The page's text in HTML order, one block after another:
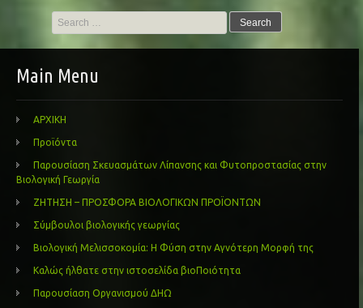
Search
for:
Main Menu
ΑΡΧΙΚΗ
Προϊόντα
Παρουσίαση Σκευασμάτων Λίπανσης και Φυτοπροστασίας στην
Βιολογική Γεωργία
ΖΗΤΗΣΗ – ΠΡΟΣΦΟΡΑ ΒΙΟΛΟΓΙΚΩΝ ΠΡΟΪΟΝΤΩΝ
Σύμβουλοι βιολογικής γεωργίας
Βιολογική Μελισσοκομία: Η Φύση στην Αγνότερη Μορφή της
Καλώς ήλθατε στην ιστοσελίδα βιοΠοιότητα
Παρουσίαση Οργανισμού ΔΗΩ